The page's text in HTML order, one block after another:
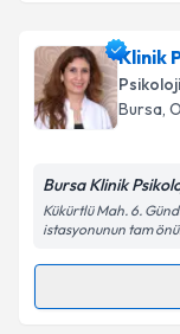
Uzm. Psk.
oluşturun.
takvim
Kişisel
Klinik
Psikoloji
Bursa,
Bursa Klinik
Kükürtlü Mah. 6.
istasyonunun tam
Randevu